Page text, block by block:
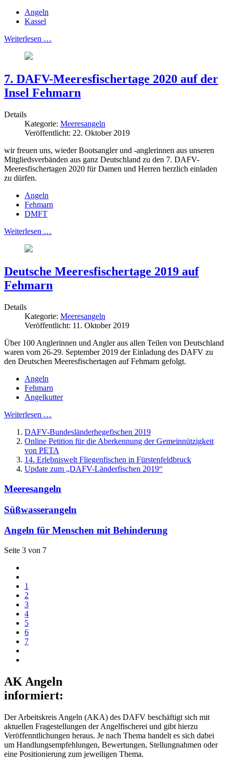
Angeln
Kassel
Weiterlesen …
7. DAFV-Meeresfischertage 2020 auf der
Insel Fehmarn
Details
Kategorie: Meeresangeln
Veröffentlicht: 22. Oktober 2019
wir freuen uns, wieder Bootsangler und -anglerinnen aus unseren
Mitgliedsverbänden aus ganz Deutschland zu den 7. DAFV-
Meeresfischertagen 2020 für Damen und Herren herzlich einladen
zu dürfen.
Angeln
Fehmarn
DMFT
Weiterlesen …
Deutsche Meeresfischertage 2019 auf
Fehmarn
Details
Kategorie: Meeresangeln
Veröffentlicht: 11. Oktober 2019
Über 100 Anglerinnen und Angler aus allen Teilen von Deutschland
waren vom 26-29. September 2019 der Einladung des DAFV zu
den Deutschen Meeresfischertagen auf Fehmarn gefolgt.
Angeln
Fehmarn
Angelkutter
Weiterlesen …
DAFV-Bundesländerhegefischen 2019
Online Petition für die Aberkennung der Gemeinnützigkeit
von PETA
14. Erlebniswelt Fliegenfischen in Fürstenfeldbruck
Update zum „DAFV-Länderfischen 2019“
Meeresangeln
Süßwasserangeln
Angeln für Menschen mit Behinderung
Seite 3 von 7
1
2
3
4
5
6
7
AK Angeln
informiert:
Der Arbeitskreis Angeln (AKA) des DAFV beschäftigt sich mit
aktuellen Fragestellungen der Angelfischerei und gibt hierzu
Veröffenntlichungen heraus. Je nach Thema handelt es sich dabei
um Handlungsempfehlungen, Bewertungen, Stellungnahmen oder
eine Positionierung zum jeweiligen Thema.